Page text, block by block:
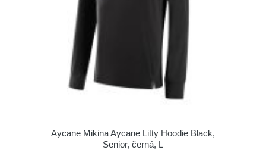
Aycane Mikina Aycane Litty Hoodie Black,
Senior, černá, L